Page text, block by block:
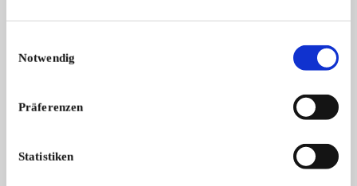
Notwendig
Präferenzen
Statistiken